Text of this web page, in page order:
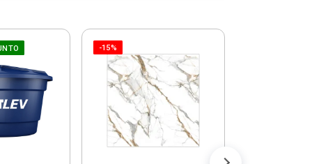
-15%